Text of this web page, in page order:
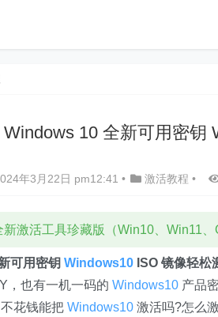
Windows 10 全新可用密钥
年3月22日 pm12:41 • 激活教程 •
新激活工具珍藏版（Win10、Win11、
可用密钥 Windows10 ISO 镜像轻松
，也有一机一码的 Windows10 产品
花钱能把 Windows10 激活吗?怎么